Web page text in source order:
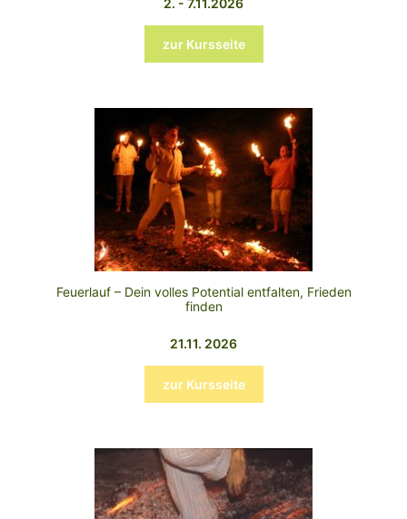
2. - 7.11.2026
zur Kursseite
Feuerlauf – Dein volles Potential entfalten, Frieden
finden
21.11. 2026
zur Kursseite